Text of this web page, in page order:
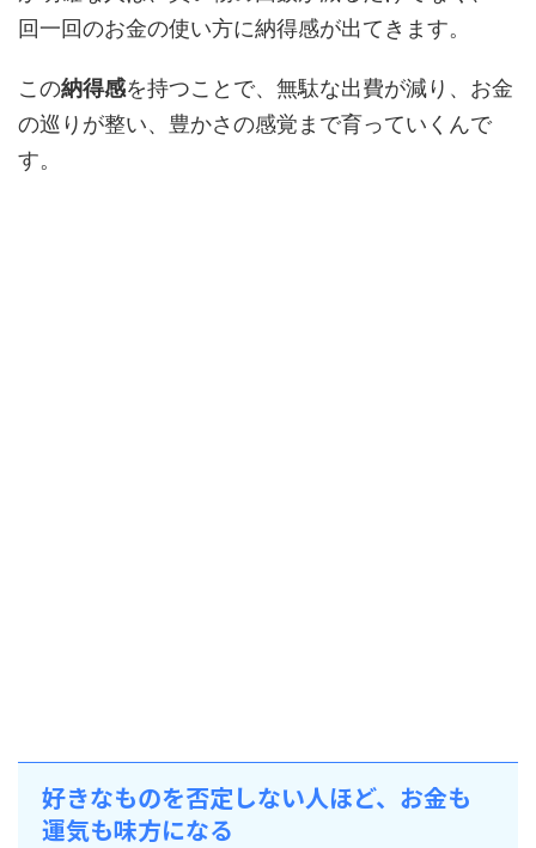
回一回のお金の使い方に納得感が出てきます。
この納得感を持つことで、無駄な出費が減り、お金
の巡りが整い、豊かさの感覚まで育っていくんで
す。
好きなものを否定しない人ほど、お金も
運気も味方になる